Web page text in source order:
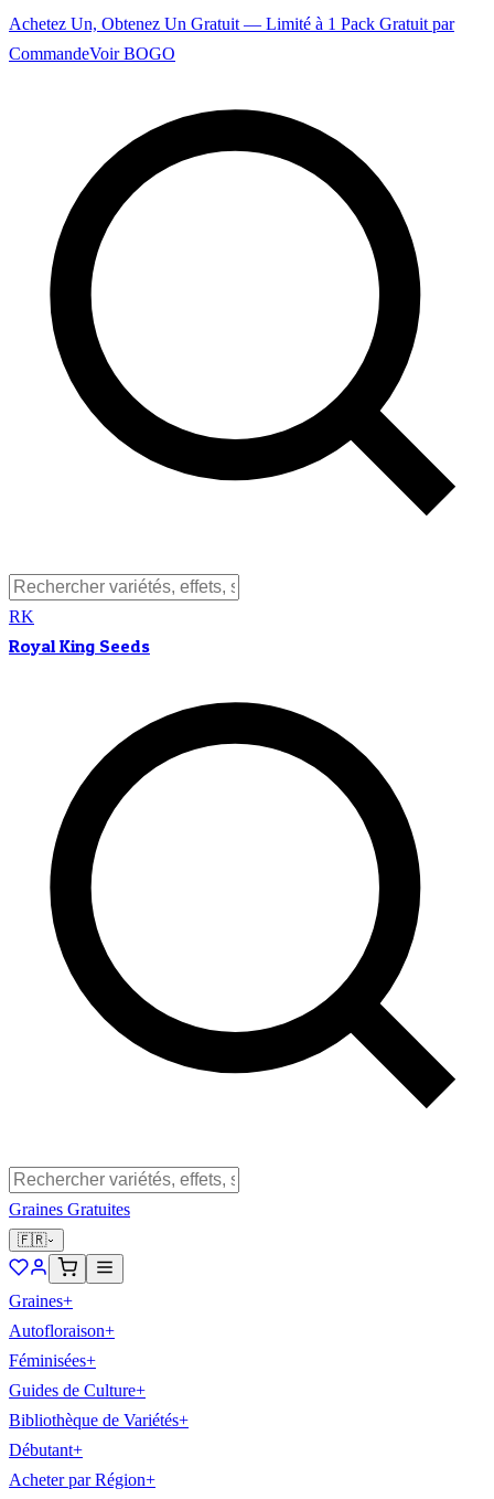
Achetez Un, Obtenez Un Gratuit — Limité à 1 Pack Gratuit par
CommandeVoir BOGO
RK
Royal King Seeds
Graines Gratuites
🇫🇷
Graines+
Autofloraison+
Féminisées+
Guides de Culture+
Bibliothèque de Variétés+
Débutant+
Acheter par Région+